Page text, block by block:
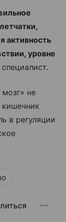
активность
уровне
не
в регуляции